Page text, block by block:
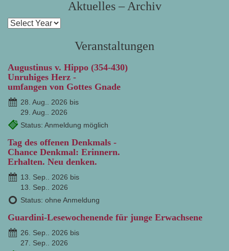
Aktuelles – Archiv
Veranstaltungen
Augustinus v. Hippo (354-430)
Unruhiges Herz -
umfangen von Gottes Gnade
28. Aug.. 2026 bis
29. Aug.. 2026
Status: Anmeldung möglich
Tag des offenen Denkmals -
Chance Denkmal: Erinnern.
Erhalten. Neu denken.
13. Sep.. 2026 bis
13. Sep.. 2026
Status: ohne Anmeldung
Guardini-Lesewochenende für junge Erwachsene
26. Sep.. 2026 bis
27. Sep.. 2026